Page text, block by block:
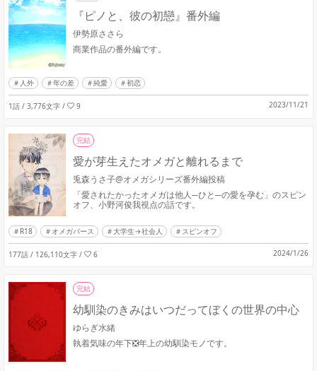
『ピノと、彼の初戀』番外編
伊勢原ささら
商業作品の番外編です。
人外 年の差 純愛 初恋
1話 / 3,776文字 / 9 2023/11/21
完結
愛が芽生えたオメガと離れるまで
兎森うさ子@オメガシリーズ番外編投稿
「愛されたかったオメガは他人─ひと─の愛を孕む」のスピン
オフ、小野河俊我視点の話です。
R18 オメガバース 大学生→社会人 スピンオフ
177話 / 126,110文字 / 6 2024/1/26
完結
幼馴染のきみはいつだってぼくの世界の中心
ゆらぎ水緒
執着気味の年下❎年上の幼馴染モノです。